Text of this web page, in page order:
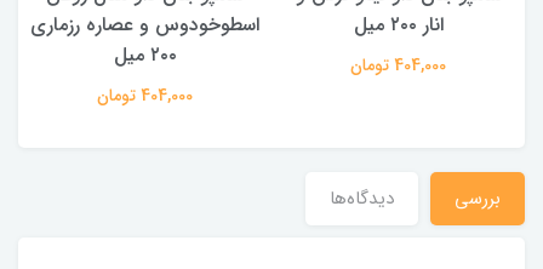
انار ۲۰۰ میل
404,000 تومان
اسطوخودوس و عصاره رزماری
۲۰۰ میل
404,000 تومان
بررسی دیدگاه‌ها